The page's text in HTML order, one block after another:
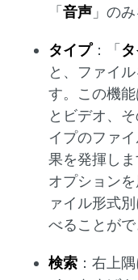
「 音声 」の
タイプ：「
と、ファイ
す。この機
とビデオ、
イプのファ
果を発揮し
オプション
ァイル形式
べることがで
検索 ：右上